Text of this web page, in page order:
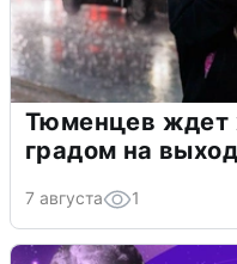
Тюменцев ждет
градом на
7 августа 1